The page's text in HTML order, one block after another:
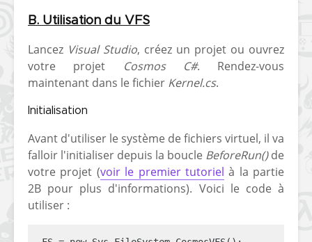
B. Utilisation du VFS
Lancez Visual Studio, créez un projet ou ouvrez
votre projet
Cosmos C#. Rendez-vous
maintenant dans le fichier Kernel.cs.
Initialisation
Avant d'utiliser le système de fichiers virtuel, il va
falloir l'initialiser depuis la boucle BeforeRun()de
votre projet (voir le premier tutoriel à la partie
2B pour plus d'informations). Voici le code à
utiliser :
[Vita] La team CBPS
dévoile dans une
vidéo une flopée de
nouveaux projets